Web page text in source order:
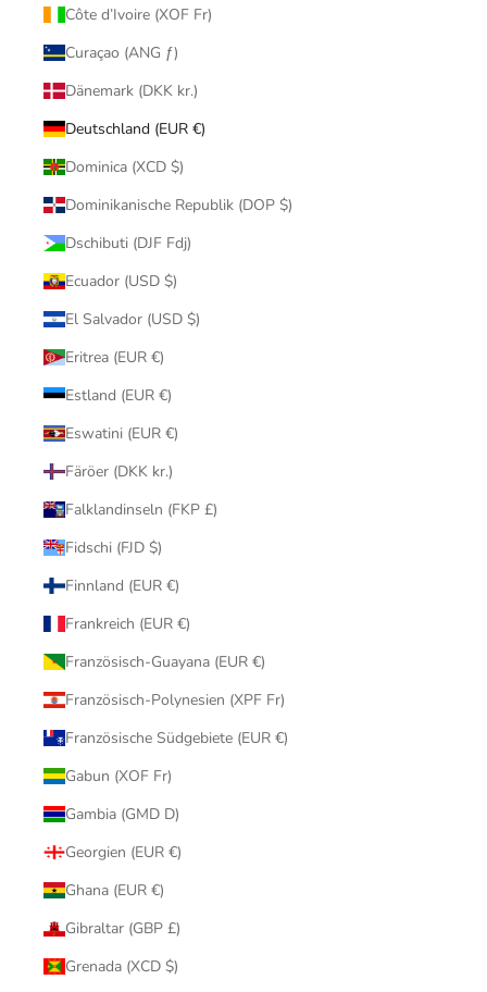
Côte d’Ivoire (XOF Fr)
Curaçao (ANG ƒ)
Dänemark (DKK kr.)
Deutschland (EUR €)
Dominica (XCD $)
Dominikanische Republik (DOP $)
Dschibuti (DJF Fdj)
Ecuador (USD $)
El Salvador (USD $)
Eritrea (EUR €)
Estland (EUR €)
Eswatini (EUR €)
Färöer (DKK kr.)
Falklandinseln (FKP £)
Fidschi (FJD $)
Finnland (EUR €)
Frankreich (EUR €)
Französisch-Guayana (EUR €)
Französisch-Polynesien (XPF Fr)
Französische Südgebiete (EUR €)
Gabun (XOF Fr)
Gambia (GMD D)
Georgien (EUR €)
Ghana (EUR €)
Gibraltar (GBP £)
Grenada (XCD $)